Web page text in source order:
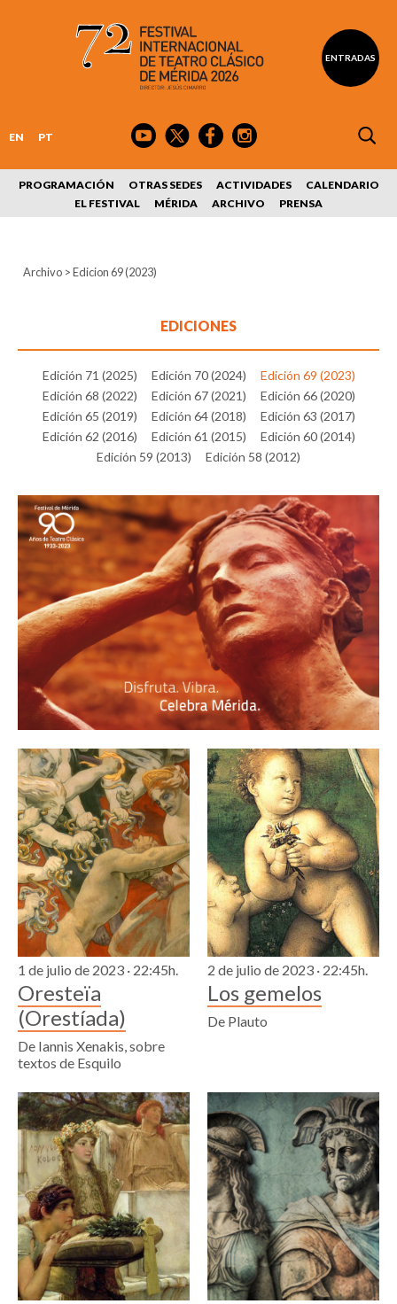
ENTRADAS
EN PT
PROGRAMACIÓN OTRAS SEDES ACTIVIDADES
CALENDARIO
EL FESTIVAL
MÉRIDA ARCHIVO PRENSA
Archivo >Edicion 69 (2023)
EDICIONES
Edición 71 (2025) Edición 70 (2024)
Edición 69 (2023)
Edición 68 (2022)
Edición 67 (2021)
Edición 66 (2020)
Edición 65 (2019)
Edición 64 (2018)
Edición 63 (2017)
Edición 62 (2016)
Edición 61 (2015)
Edición 60 (2014)
Edición 59 (2013)
Edición 58 (2012)
1 de julio de 2023 · 22:45h.
Oresteïa
(Orestíada)
De Iannis Xenakis, sobre
textos de Esquilo
2 de julio de 2023 · 22:45h.
Los gemelos
De Plauto